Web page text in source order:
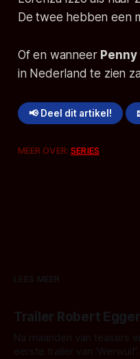
De twee hebben een
Of en wanneer
in Nederland te zien
📢 Deel dit artikel!
MEER OVER:SERIES
LEES MEER
Trailer Robert
Na maanden van teasers
eerste trailer van